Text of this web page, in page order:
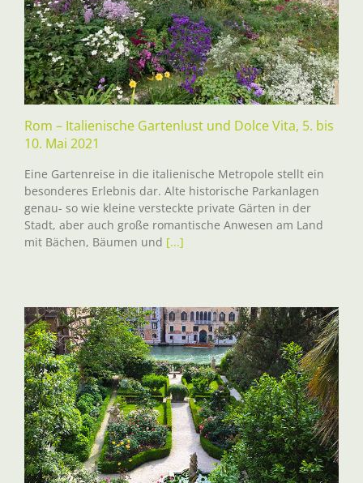
Rom – Italienische Gartenlust und Dolce Vita, 5. bis
10. Mai 2021
Eine Gartenreise in die italienische Metropole stellt ein
besonderes Erlebnis dar. Alte historische Parkanlagen
genau- so wie kleine versteckte private Gärten in der
Stadt, aber auch große romantische Anwesen am Land
mit Bächen, Bäumen und [...]